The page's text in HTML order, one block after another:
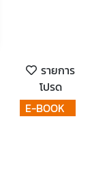
รายการ
โปรด
E-BOOK